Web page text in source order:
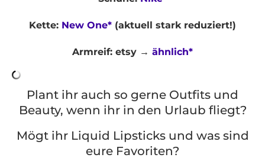
Kette: New One* (aktuell stark reduziert!)
Armreif: etsy → ähnlich*
Plant ihr auch so gerne Outfits und
Beauty, wenn ihr in den Urlaub fliegt?
Mögt ihr Liquid Lipsticks und was sind
eure Favoriten?